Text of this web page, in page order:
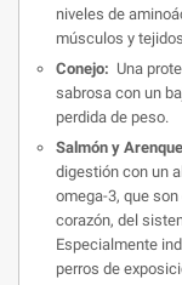
niveles de
músculos y
Conejo: Una
sabrosa con un
perdida de peso.
Salmón y
digestión con un
ome­ga-3, que
corazón, del
Especialmente
perros de